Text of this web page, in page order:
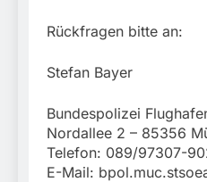
Rückfragen bitte an:
Stefan Bayer
Bundespolizei
Nordallee 2 – 85356
Telefon: 089/97307-
E-Mail: